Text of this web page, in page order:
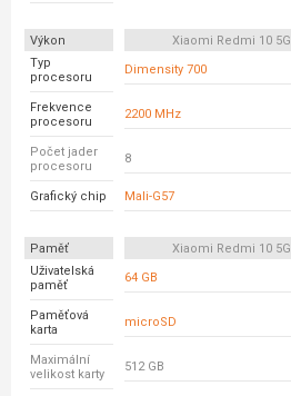
Výkon Xiaomi Redmi 10 5G
Typ
procesoru
Dimensity 700
Frekvence
procesoru
2200 MHz
Počet jader
procesoru
8
Grafický chip Mali-G57
Paměť Xiaomi Redmi 10 5G
Uživatelská
paměť
64 GB
Paměťová
karta
microSD
Maximální
velikost karty
512 GB